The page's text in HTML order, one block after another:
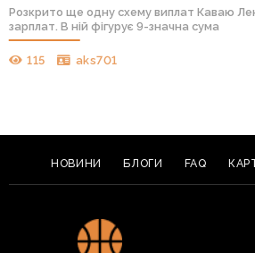
Розкрито ще одну схему виплат Каваю
зарплат. В ній фігурує 9-значна сума
115 aks701
НОВИНИ БЛОГИ FAQ